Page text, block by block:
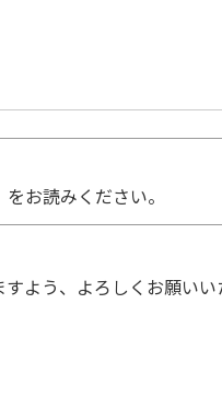
お読みください。
よう、よろしくお願いい